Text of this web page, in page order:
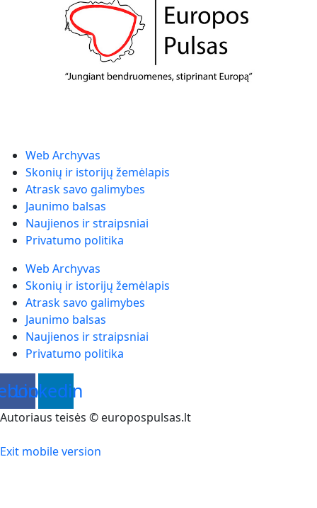
Web Archyvas
Skonių ir istorijų žemėlapis
Atrask savo galimybes
Jaunimo balsas
Naujienos ir straipsniai
Privatumo politika
Web Archyvas
Skonių ir istorijų žemėlapis
Atrask savo galimybes
Jaunimo balsas
Naujienos ir straipsniai
Privatumo politika
Linkedin
Autoriaus teisės © europospulsas.lt
Exit mobile version